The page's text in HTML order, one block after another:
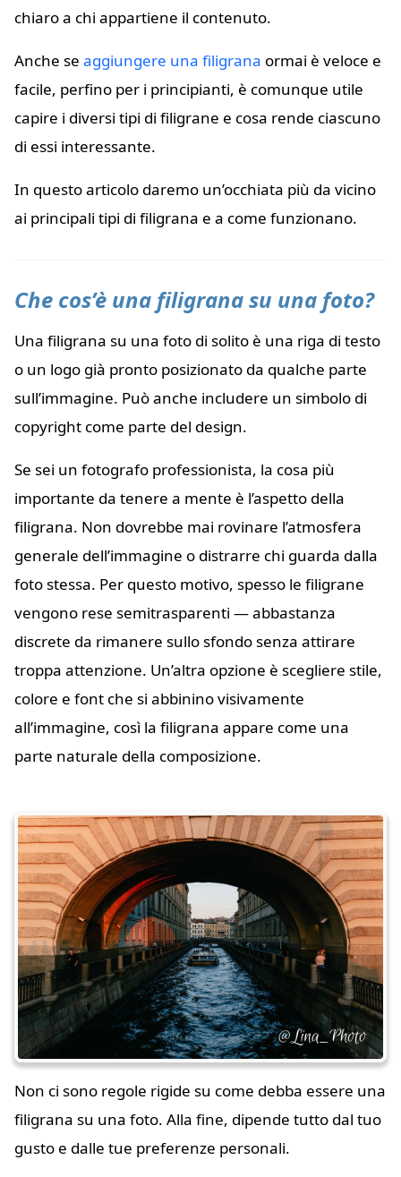
chiaro a chi appartiene il contenuto.
Anche se aggiungere una filigrana ormai è veloce e
facile, perfino per i principianti, è comunque utile
capire i diversi tipi di filigrane e cosa rende ciascuno
di essi interessante.
In questo articolo daremo un’occhiata più da vicino
ai principali tipi di filigrana e a come funzionano.
Che cos’è una filigrana su una foto?
Una filigrana su una foto di solito è una riga di testo
o un logo già pronto posizionato da qualche parte
sull’immagine. Può anche includere un simbolo di
copyright come parte del design.
Se sei un fotografo professionista, la cosa più
importante da tenere a mente è l’aspetto della
filigrana. Non dovrebbe mai rovinare l’atmosfera
generale dell’immagine o distrarre chi guarda dalla
foto stessa. Per questo motivo, spesso le filigrane
vengono rese semitrasparenti — abbastanza
discrete da rimanere sullo sfondo senza attirare
troppa attenzione. Un’altra opzione è scegliere stile,
colore e font che si abbinino visivamente
all’immagine, così la filigrana appare come una
parte naturale della composizione.
Non ci sono regole rigide su come debba essere una
filigrana su una foto. Alla fine, dipende tutto dal tuo
gusto e dalle tue preferenze personali.